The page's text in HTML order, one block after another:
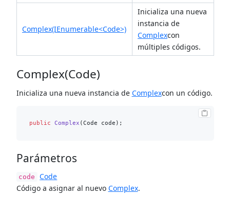
Complex(IEnumerable<Code>)
Inicializa una nueva
instancia de
Complexcon
múltiples códigos.
Complex(Code)
Inicializa una nueva instancia de Complexcon un código.
public Complex (Code code )
Parámetros
code
Code
Código a asignar al nuevo Complex.